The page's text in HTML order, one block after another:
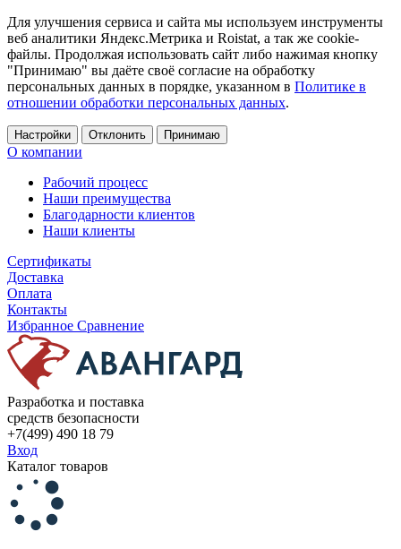
Для улучшения сервиса и сайта мы используем инструменты
веб аналитики Яндекс.Метрика и Roistat, а так же cookie-
файлы. Продолжая использовать сайт либо нажимая кнопку
"Принимаю" вы даёте своё согласие на обработку
персональных данных в порядке, указанном в Политике в
отношении обработки персональных данных.
Настройки Отклонить Принимаю
О компании
Рабочий процесс
Наши преимущества
Благодарности клиентов
Наши клиенты
Сертификаты
Доставка
Оплата
Контакты
Избранное Сравнение
Разработка и поставка
средств безопасности
+7(499) 490 18 79
Вход
Каталог товаров